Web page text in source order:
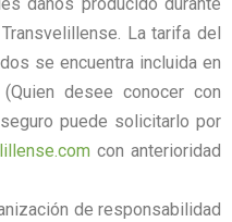
La tarifa del
se encuentra incluida en
desee conocer con
puede solicitarlo por
con anterioridad
de responsabilidad